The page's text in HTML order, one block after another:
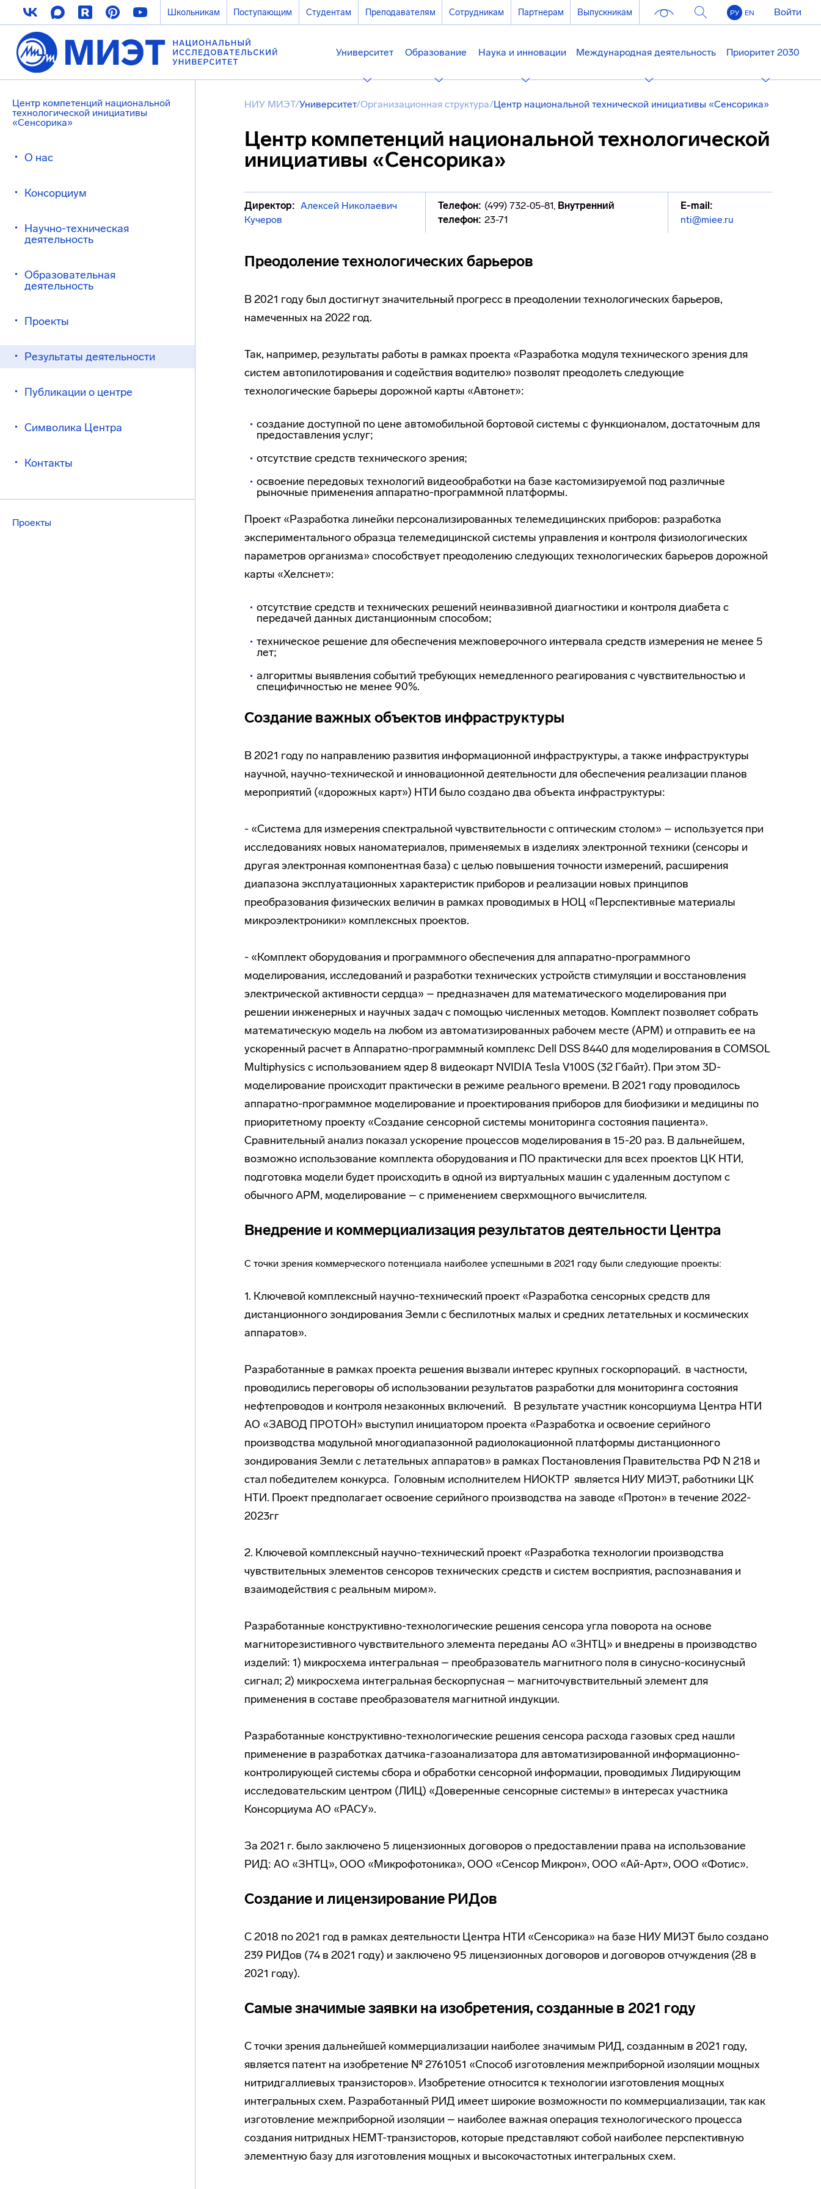
Школьникам Поступающим Студентам Преподавателям Сотрудникам Партнерам Выпускникам РУ EN Войти
Университет Образование Наука и инновации Международная деятельность Приоритет 2030
Центр компетенций национальной
технологической инициативы
«Сенсорика»
О нас
Консорциум
Научно-техническая
деятельность
Образовательная
деятельность
Проекты
Результаты деятельности
Публикации о центре
Символика Центра
Контакты
Проекты
НИУ МИЭТ/Университет/Организационная структура/Центр национальной технической инициативы «Сенсорика»
Центр компетенций национальной технологической
инициативы «Сенсорика»
Директор: Алексей Николаевич
Кучеров
Телефон: (499) 732-05-81, Внутренний
телефон: 23-71
E-mail:
nti@miee.ru
Преодоление технологических барьеров
В 2021 году был достигнут значительный прогресс в преодолении технологических барьеров,
намеченных на 2022 год.
Так, например, результаты работы в рамках проекта «Разработка модуля технического зрения для
систем автопилотирования и содействия водителю» позволят преодолеть следующие
технологические барьеры дорожной карты «Автонет»:
создание доступной по цене автомобильной бортовой системы с функционалом, достаточным для
предоставления услуг;
отсутствие средств технического зрения;
освоение передовых технологий видеообработки на базе кастомизируемой под различные
рыночные применения аппаратно-программной платформы.
Проект «Разработка линейки персонализированных телемедицинских приборов: разработка
экспериментального образца телемедицинской системы управления и контроля физиологических
параметров организма» способствует преодолению следующих технологических барьеров дорожной
карты «Хелснет»:
отсутствие средств и технических решений неинвазивной диагностики и контроля диабета с
передачей данных дистанционным способом;
техническое решение для обеспечения межповерочного интервала средств измерения не менее 5
лет;
алгоритмы выявления событий требующих немедленного реагирования с чувствительностью и
специфичностью не менее 90%.
Создание важных объектов инфраструктуры
В 2021 году по направлению развития информационной инфраструктуры, а также инфраструктуры
научной, научно-технической и инновационной деятельности для обеспечения реализации планов
мероприятий («дорожных карт») НТИ было создано два объекта инфраструктуры:
- «Система для измерения спектральной чувствительности c оптическим столом» – используется при
исследованиях новых наноматериалов, применяемых в изделиях электронной техники (сенсоры и
другая электронная компонентная база) с целью повышения точности измерений, расширения
диапазона эксплуатационных характеристик приборов и реализации новых принципов
преобразования физических величин в рамках проводимых в НОЦ «Перспективные материалы
микроэлектроники» комплексных проектов.
- «Комплект оборудования и программного обеспечения для аппаратно-программного
моделирования, исследований и разработки технических устройств стимуляции и восстановления
электрической активности сердца» – предназначен для математического моделирования при
решении инженерных и научных задач с помощью численных методов. Комплект позволяет собрать
математическую модель на любом из автоматизированных рабочем месте (АРМ) и отправить ее на
ускоренный расчет в Аппаратно-программный комплекс Dell DSS 8440 для моделирования в COMSOL
Multiphysics с использованием ядер 8 видеокарт NVIDIA Tesla V100S (32 Гбайт). При этом 3D-
моделирование происходит практически в режиме реального времени. В 2021 году проводилось
аппаратно-программное моделирование и проектирования приборов для биофизики и медицины по
приоритетному проекту «Создание сенсорной системы мониторинга состояния пациента».
Сравнительный анализ показал ускорение процессов моделирования в 15-20 раз. В дальнейшем,
возможно использование комплекта оборудования и ПО практически для всех проектов ЦК НТИ,
подготовка модели будет происходить в одной из виртуальных машин с удаленным доступом с
обычного АРМ, моделирование – с применением сверхмощного вычислителя.
Внедрение и коммерциализация результатов деятельности Центра
С точки зрения коммерческого потенциала наиболее успешными в 2021 году были следующие проекты:
1. Ключевой комплексный научно-технический проект «Разработка сенсорных средств для
дистанционного зондирования Земли с беспилотных малых и средних летательных и космических
аппаратов».
Разработанные в рамках проекта решения вызвали интерес крупных госкорпораций. в частности,
проводились переговоры об использовании результатов разработки для мониторинга состояния
нефтепроводов и контроля незаконных включений. В результате участник консорциума Центра НТИ
АО «ЗАВОД ПРОТОН» выступил инициатором проекта «Разработка и освоение серийного
производства модульной многодиапазонной радиолокационной платформы дистанционного
зондирования Земли с летательных аппаратов» в рамках Постановления Правительства РФ N 218 и
стал победителем конкурса. Головным исполнителем НИОКТР является НИУ МИЭТ, работники ЦК
НТИ. Проект предполагает освоение серийного производства на заводе «Протон» в течение 2022-
2023гг
2. Ключевой комплексный научно-технический проект «Разработка технологии производства
чувствительных элементов сенсоров технических средств и систем восприятия, распознавания и
взаимодействия с реальным миром».
Разработанные конструктивно-технологические решения сенсора угла поворота на основе
магниторезистивного чувствительного элемента переданы АО «ЗНТЦ» и внедрены в производство
изделий: 1) микросхема интегральная – преобразователь магнитного поля в синусно-косинусный
сигнал; 2) микросхема интегральная бескорпусная – магниточувствительный элемент для
применения в составе преобразователя магнитной индукции.
Разработанные конструктивно-технологические решения сенсора расхода газовых сред нашли
применение в разработках датчика-газоанализатора для автоматизированной информационно-
контролирующей системы сбора и обработки сенсорной информации, проводимых Лидирующим
исследовательским центром (ЛИЦ) «Доверенные сенсорные системы» в интересах участника
Консорциума АО «РАСУ».
За 2021 г. было заключено 5 лицензионных договоров о предоставлении права на использование
РИД: АО «ЗНТЦ», ООО «Микрофотоника», ООО «Сенсор Микрон», ООО «Ай-Арт», ООО «Фотис».
Создание и лицензирование РИДов
С 2018 по 2021 год в рамках деятельности Центра НТИ «Сенсорика» на базе НИУ МИЭТ было создано
239 РИДов (74 в 2021 году) и заключено 95 лицензионных договоров и договоров отчуждения (28 в
2021 году).
Самые значимые заявки на изобретения, созданные в 2021 году
С точки зрения дальнейшей коммерциализации наиболее значимым РИД, созданным в 2021 году,
является патент на изобретение № 2761051 «Способ изготовления межприборной изоляции мощных
нитридгаллиевых транзисторов». Изобретение относится к технологии изготовления мощных
интегральных схем. Разработанный РИД имеет широкие возможности по коммерциализации, так как
изготовление межприборной изоляции – наиболее важная операция технологического процесса
создания нитридных НЕМТ-транзисторов, которые представляют собой наиболее перспективную
элементную базу для изготовления мощных и высокочастотных интегральных схем.